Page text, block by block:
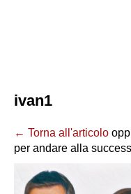
ivan1
← Torna all'articolo
per andare alla